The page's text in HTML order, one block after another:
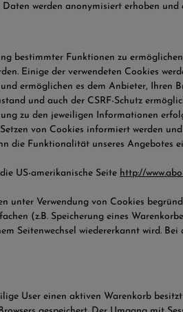
werden anonymisiert erhoben und
bestimmter Funktionen zu
Einige der verwendeten Cookies
ermöglichen es dem Anbieter, Ihren
und auch der CSRF-Schutz
zu den jeweiligen Informationen
von Cookies informiert werden
die Funktionalität unseres Angebotes
US-amerikanische Seite http://
unter Verwendung von Cookies
(z.B. Speicherung eines
Seitenwechsel wiedererkannt wird.
User einen aktiven Warenkorb